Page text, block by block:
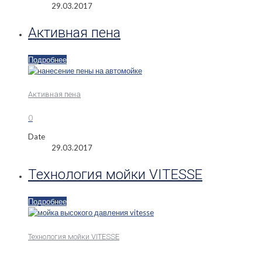
29.03.2017
Активная пена
Подробнее
Активная пена
0
Date
29.03.2017
Технология мойки VITESSE
Подробнее
Технология мойки VITESSE